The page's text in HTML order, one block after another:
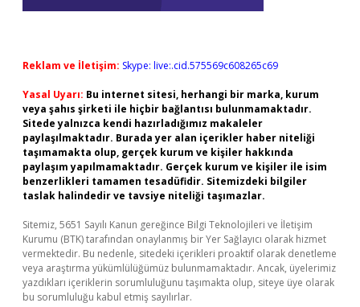
Reklam ve İletişim: Skype: live:.cid.575569c608265c69
Yasal Uyarı: Bu internet sitesi, herhangi bir marka, kurum
veya şahıs şirketi ile hiçbir bağlantısı bulunmamaktadır.
Sitede yalnızca kendi hazırladığımız makaleler
paylaşılmaktadır. Burada yer alan içerikler haber niteliği
taşımamakta olup, gerçek kurum ve kişiler hakkında
paylaşım yapılmamaktadır. Gerçek kurum ve kişiler ile isim
benzerlikleri tamamen tesadüfidir. Sitemizdeki bilgiler
taslak halindedir ve tavsiye niteliği taşımazlar.
Sitemiz, 5651 Sayılı Kanun gereğince Bilgi Teknolojileri ve İletişim
Kurumu (BTK) tarafından onaylanmış bir Yer Sağlayıcı olarak hizmet
vermektedir. Bu nedenle, sitedeki içerikleri proaktif olarak denetleme
veya araştırma yükümlülüğümüz bulunmamaktadır. Ancak, üyelerimiz
yazdıkları içeriklerin sorumluluğunu taşımakta olup, siteye üye olarak
bu sorumluluğu kabul etmiş sayılırlar.